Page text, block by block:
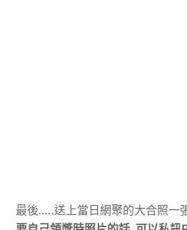
最後…..送上當日網聚的大合照一